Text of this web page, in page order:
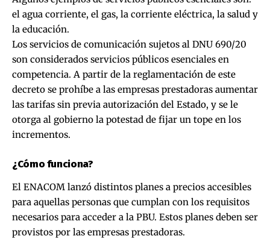
el agua corriente, el gas, la corriente eléctrica, la salud y
la educación.
Los servicios de comunicación sujetos al DNU 690/20
son considerados servicios públicos esenciales en
competencia. A partir de la reglamentación de este
decreto se prohíbe a las empresas prestadoras aumentar
las tarifas sin previa autorización del Estado, y se le
otorga al gobierno la potestad de fijar un tope en los
incrementos.
¿Cómo funciona?
El ENACOM lanzó distintos planes a precios accesibles
para aquellas personas que cumplan con los requisitos
necesarios para acceder a la PBU. Estos planes deben ser
provistos por las empresas prestadoras.